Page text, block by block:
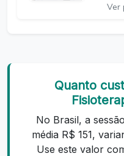
Ver
Quanto
No Brasil, a
média R$ 151,
Use este valor